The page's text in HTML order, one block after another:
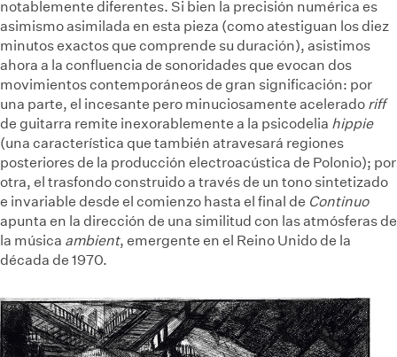
notablemente diferentes. Si bien la precisión numérica es
asimismo asimilada en esta pieza (como atestiguan los diez
minutos exactos que comprende su duración), asistimos
ahora a la confluencia de sonoridades que evocan dos
movimientos contemporáneos de gran significación: por
una parte, el incesante pero minuciosamente acelerado riff
de guitarra remite inexorablemente a la psicodelia hippie
(una característica que también atravesará regiones
posteriores de la producción electroacústica de Polonio); por
otra, el trasfondo construidoa través de un tono sintetizado
e invariable desde el comienzo hasta el final de Continuo
apunta en la dirección de una similitud con las atmósferas de
la música ambient, emergente en el Reino Unido de la
década de 1970.